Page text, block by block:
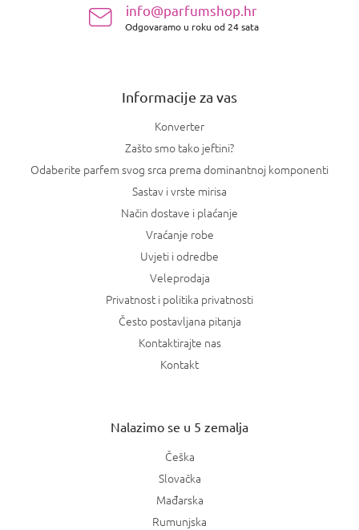
info@parfumshop.hr
Odgovaramo u roku od 24 sata
Informacije za vas
Konverter
Zašto smo tako jeftini?
Odaberite parfem svog srca prema dominantnoj komponenti
Sastav i vrste mirisa
Način dostave i plaćanje
Vraćanje robe
Uvjeti i odredbe
Veleprodaja
Privatnost i politika privatnosti
Često postavljana pitanja
Kontaktirajte nas
Kontakt
Nalazimo se u 5 zemalja
Češka
Slovačka
Mađarska
Rumunjska